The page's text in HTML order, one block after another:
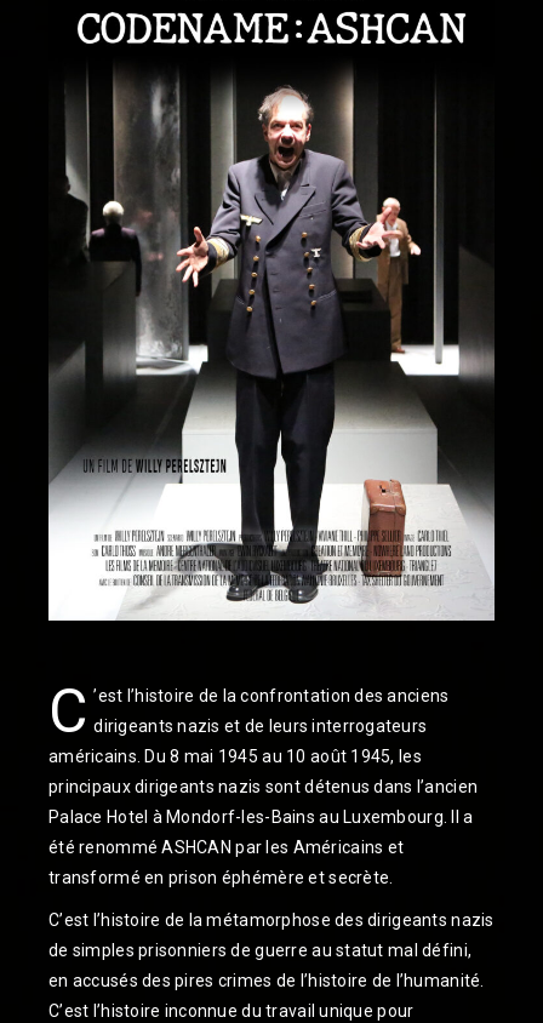
C ’est l’histoire de la confrontation des anciens
dirigeants nazis et de leurs interrogateurs
américains. Du 8 mai 1945 au 10 août 1945, les
principaux dirigeants nazis sont détenus dans l’ancien
Palace Hotel à Mondorf-les-Bains au Luxembourg. Il a
été renommé ASHCAN par les Américains et
transformé en prison éphémère et secrète.
C’est l’histoire de la métamorphose des dirigeants nazis
de simples prisonniers de guerre au statut mal défini,
en accusés des pires crimes de l’histoire de l’humanité.
C’est l’histoire inconnue du travail unique pour